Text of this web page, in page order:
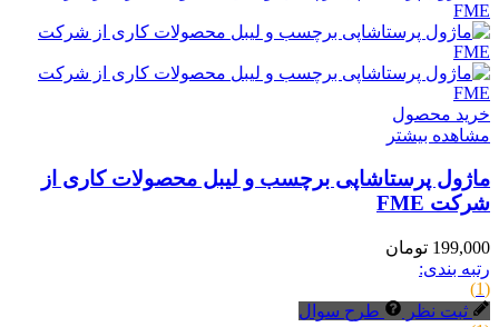
خرید محصول
مشاهده بیشتر
ماژول پرستاشاپی برچسب و لیبل محصولات کاری از
شرکت FME
199,000 تومان
رتبه بندی:
(1)
ثبت نظر
طرح سوال